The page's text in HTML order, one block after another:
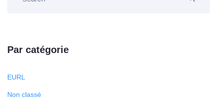
Par catégorie
EURL
Non classé